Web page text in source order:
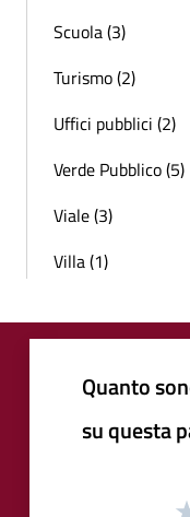
Scuola (3)
Turismo (2)
Uffici pubblici (2)
Verde Pubblico (5)
Viale (3)
Villa (1)
Quanto
su questa